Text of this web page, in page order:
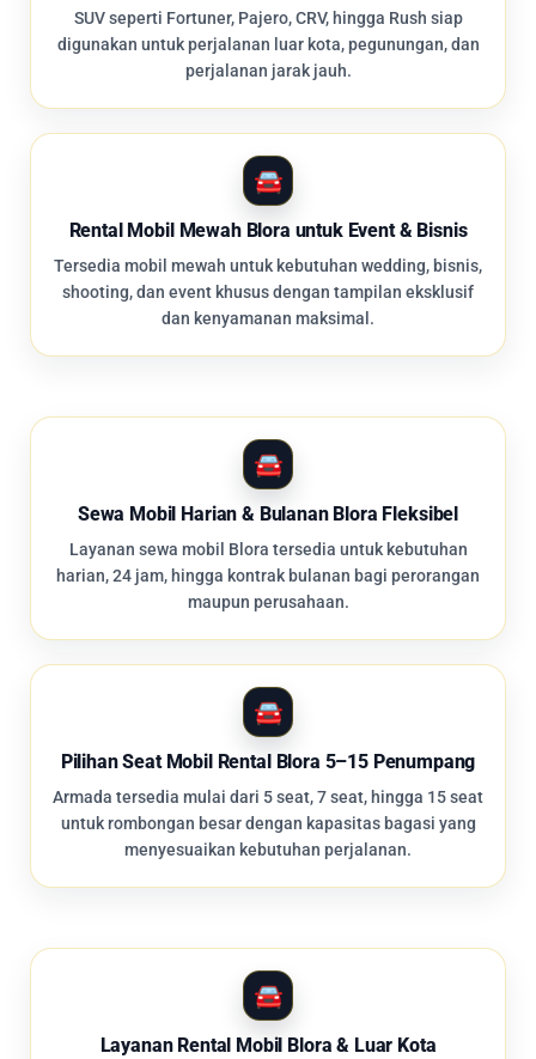
SUV seperti Fortuner, Pajero, CRV, hingga Rush siap
digunakan untuk perjalanan luar kota, pegunungan, dan
perjalanan jarak jauh.
Rental Mobil Mewah Blora untuk Event & Bisnis
Tersedia mobil mewah untuk kebutuhan wedding, bisnis,
shooting, dan event khusus dengan tampilan eksklusif
dan kenyamanan maksimal.
Sewa Mobil Harian & Bulanan Blora Fleksibel
Layanan sewa mobil Blora tersedia untuk kebutuhan
harian, 24 jam, hingga kontrak bulanan bagi perorangan
maupun perusahaan.
Pilihan Seat Mobil Rental Blora 5–15 Penumpang
Armada tersedia mulai dari 5 seat, 7 seat, hingga 15 seat
untuk rombongan besar dengan kapasitas bagasi yang
menyesuaikan kebutuhan perjalanan.
Layanan Rental Mobil Blora & Luar Kota